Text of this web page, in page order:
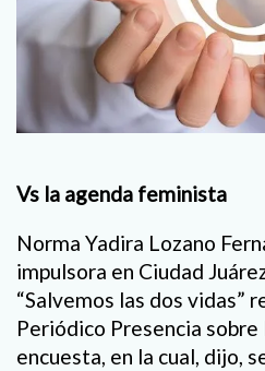
Vs la agenda feminista
Norma Yadira Lozano
impulsora en Ciudad
“Salvemos las dos vidas”
Periódico Presencia
encuesta, en la cual, dijo,